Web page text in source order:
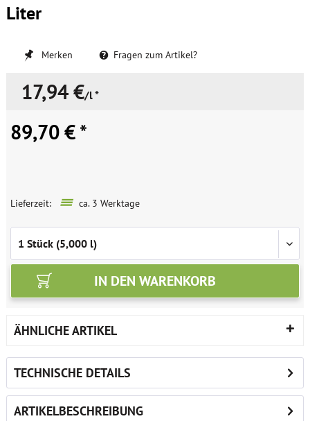
Liter
Merken Fragen zum Artikel?
17,94 €/l *
89,70 € *
Lieferzeit: ca. 3 Werktage
IN DEN WARENKORB
ÄHNLICHE ARTIKEL
TECHNISCHE DETAILS
ARTIKELBESCHREIBUNG